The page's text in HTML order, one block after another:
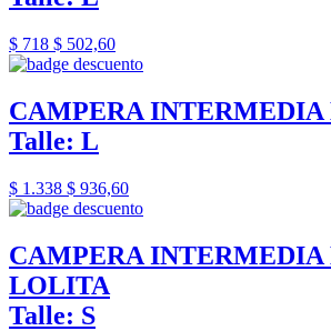
$ 718 $ 502,60
CAMPERA
Talle: L
$ 1.338 $ 936,60
CAMPERA INTERMEDIA
LOLITA
Talle: S